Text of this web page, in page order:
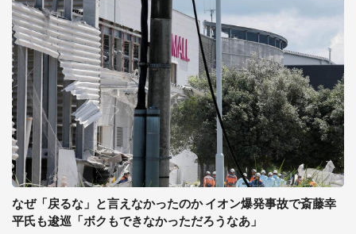
なぜ「戻るな」と言えなかったのか イオン爆発事故で斎藤幸
平氏も逡巡「ボクもできなかっただろうなあ」